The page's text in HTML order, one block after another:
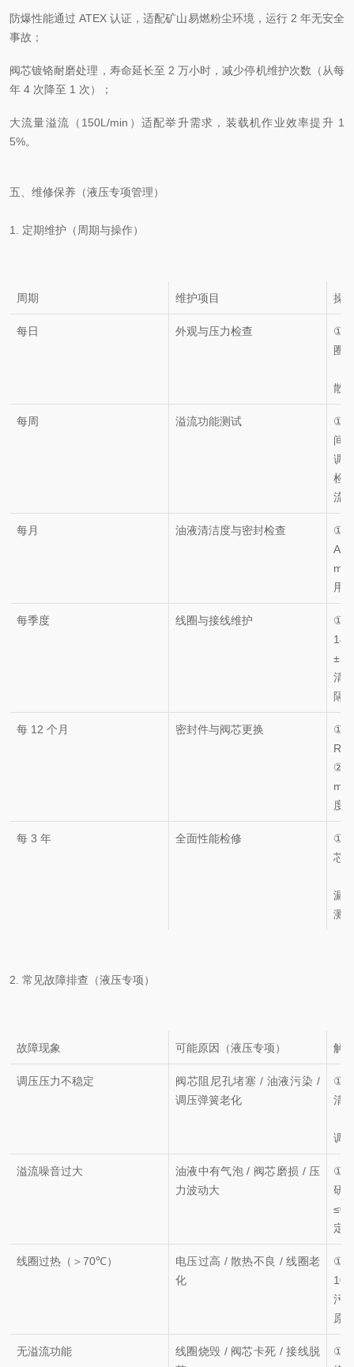
防爆性能通过 ATEX 认证，适配矿山易燃粉尘环境，运行 2 年无安全
事故；
阀芯镀铬耐磨处理，寿命延长至 2 万小时，减少停机维护次数（从每
年 4 次降至 1 次）；
大流量溢流（150L/min）适配举升需求，装载机作业效率提升 1
5%。
五、维修保养（液压专项管理）
1. 定期维护（周期与操作）
周期 维护项目 操
每日 外观与压力检查
①
圈
散
每周 溢流功能测试
①
间
调
检
流
每月 油液清洁度与密封检查
①
AS
m
用
每季度 线圈与接线维护
①
清
隔
每 12 个月 密封件与阀芯更换
①
R-
②
m
度
每 3 年 全面性能检修
①
芯
漏
测
2. 常见故障排查（液压专项）
故障现象 可能原因（液压专项） 解
调压压力不稳定
阀芯阻尼孔堵塞 / 油液污染 /
调压弹簧老化
①
清
调
溢流噪音过大
油液中有气泡 / 阀芯磨损 / 压
力波动大
①
研
定
线圈过热（＞70℃）
电压过高 / 散热不良 / 线圈老
化
①
污
原
无溢流功能
线圈烧毁 / 阀芯卡死 / 接线脱
①